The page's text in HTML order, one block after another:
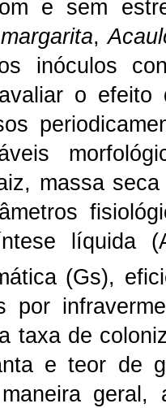
e sem
,
inóculos
o
massa
líquida
(Gs),
por
taxa de
e teor de